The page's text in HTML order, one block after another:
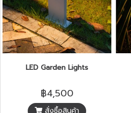
LED Garden Lights
฿4,500
สั่งซื้อสินค้า